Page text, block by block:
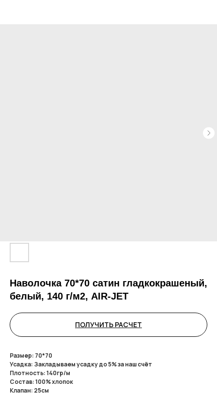
Наволочка 70*70 сатин гладкокрашеный,
белый, 140 г/м2, AIR-JET
ПОЛУЧИТЬ РАСЧЕТ
Размер: 70*70
Усадка: Закладываем усадку до 5% за наш счёт
Плотность: 140гр/м
Состав: 100% хлопок
Клапан: 25см